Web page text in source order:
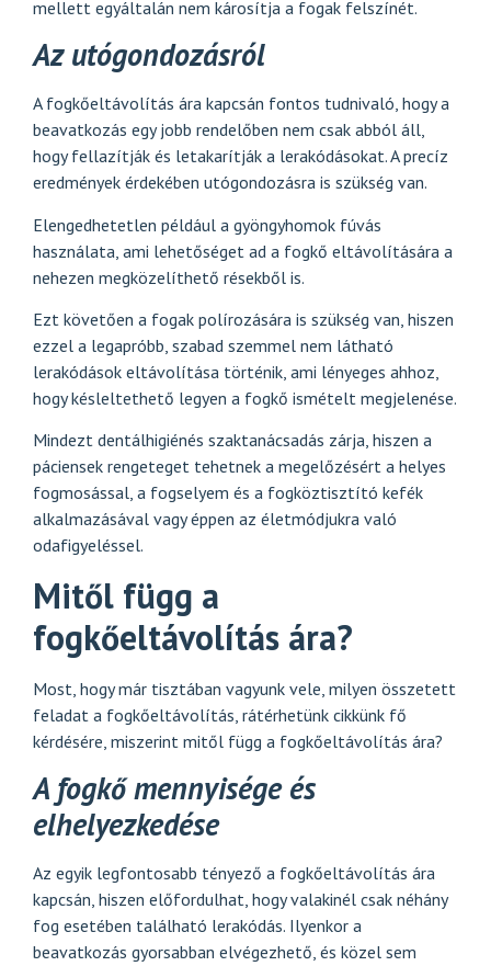
mellett egyáltalán nem károsítja a fogak felszínét.
Az utógondozásról
A fogkőeltávolítás ára kapcsán fontos tudnivaló, hogy a
beavatkozás egy jobb rendelőben nem csak abból áll,
hogy fellazítják és letakarítják a lerakódásokat. A precíz
eredmények érdekében utógondozásra is szükség van.
Elengedhetetlen például a gyöngyhomok fúvás
használata, ami lehetőséget ad a fogkő eltávolítására a
nehezen megközelíthető résekből is.
Ezt követően a fogak polírozására is szükség van, hiszen
ezzel a legapróbb, szabad szemmel nem látható
lerakódások eltávolítása történik, ami lényeges ahhoz,
hogy késleltethető legyen a fogkő ismételt megjelenése.
Mindezt dentálhigiénés szaktanácsadás zárja, hiszen a
páciensek rengeteget tehetnek a megelőzésért a helyes
fogmosással, a fogselyem és a fogköztisztító kefék
alkalmazásával vagy éppen az életmódjukra való
odafigyeléssel.
Mitől függ a
fogkőeltávolítás ára?
Most, hogy már tisztában vagyunk vele, milyen összetett
feladat a fogkőeltávolítás, rátérhetünk cikkünk fő
kérdésére, miszerint mitől függ a fogkőeltávolítás ára?
A fogkő mennyisége és
elhelyezkedése
Az egyik legfontosabb tényező a fogkőeltávolítás ára
kapcsán, hiszen előfordulhat, hogy valakinél csak néhány
fog esetében található lerakódás. Ilyenkor a
beavatkozás gyorsabban elvégezhető, és közel sem